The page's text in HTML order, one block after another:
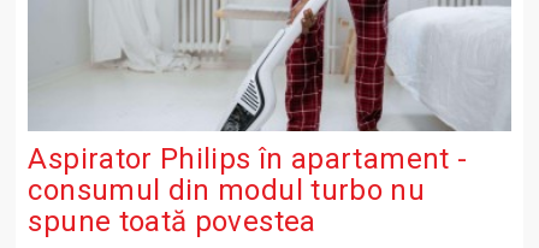
Aspirator Philips în apartament -
consumul din modul turbo nu
spune toată povestea